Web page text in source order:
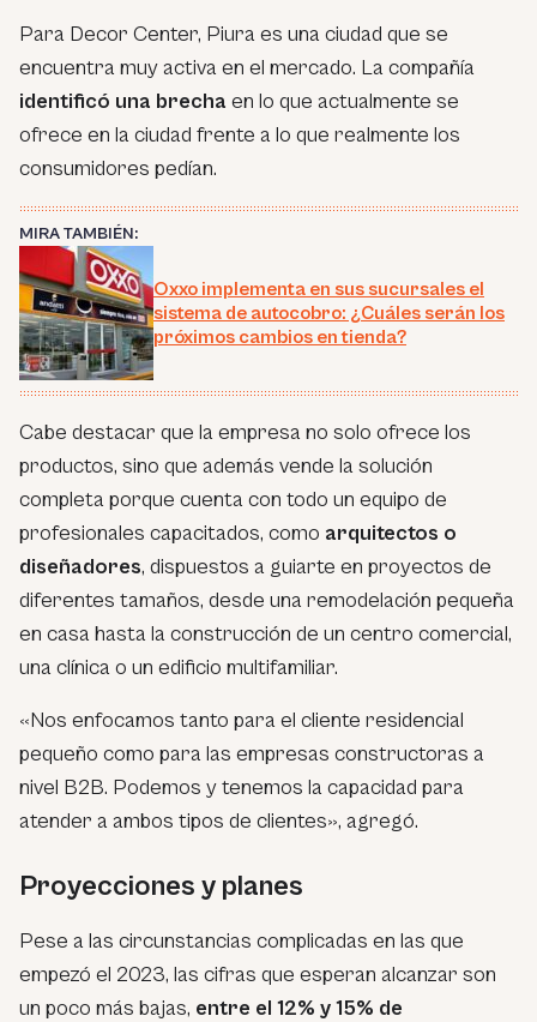
Para Decor Center, Piura es una ciudad que se
encuentra muy activa en el mercado. La compañía
identificó una brecha en lo que actualmente se
ofrece en la ciudad frente a lo que realmente los
consumidores pedían.
MIRA TAMBIÉN:
Oxxo implementa en sus sucursales el
sistema de autocobro: ¿Cuáles serán los
próximos cambios en tienda?
Cabe destacar que la empresa no solo ofrece los
productos, sino que además vende la solución
completa porque cuenta con todo un equipo de
profesionales capacitados, como arquitectos o
diseñadores, dispuestos a guiarte en proyectos de
diferentes tamaños, desde una remodelación pequeña
en casa hasta la construcción de un centro comercial,
una clínica o un edificio multifamiliar.
«Nos enfocamos tanto para el cliente residencial
pequeño como para las empresas constructoras a
nivel B2B. Podemos y tenemos la capacidad para
atender a ambos tipos de clientes», agregó.
Proyecciones y planes
Pese a las circunstancias complicadas en las que
empezó el 2023, las cifras que esperan alcanzar son
un poco más bajas, entre el 12% y 15% de